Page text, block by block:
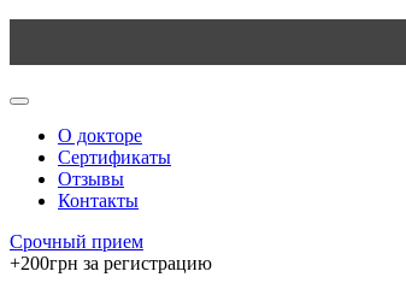
О докторе
Сертификаты
Отзывы
Контакты
Срочный прием
+200грн за регистрацию